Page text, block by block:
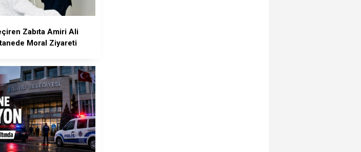
Zabıta Amiri Ali
Moral Ziyareti